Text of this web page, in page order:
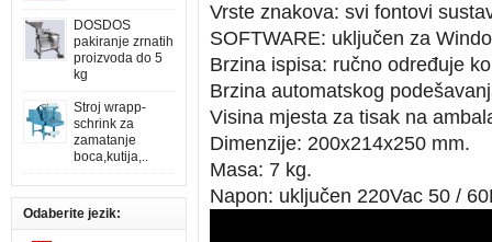
DOSDOS
pakiranje zrnatih
proizvoda do 5
kg
Stroj wrapp-
schrink za
zamatanje
boca,kutija,..
Odaberite jezik:
Vrste znakova: svi fontovi
SOFTWARE: uključen za
Brzina ispisa: ručno određuje
Brzina automatskog
Visina mjesta za tisak na
Dimenzije: 200x214x250 mm.
Masa: 7 kg.
Napon: uključen 220Vac 50 /